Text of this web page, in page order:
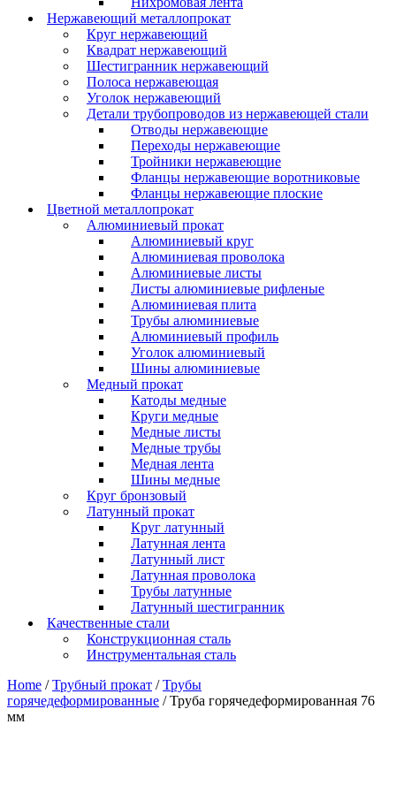
Нержавеющий металлопрокат
Круг нержавеющий
Квадрат нержавеющий
Шестигранник нержавеющий
Полоса нержавеющая
Уголок нержавеющий
Детали трубопроводов из нержавеющей стали
Отводы нержавеющие
Переходы нержавеющие
Тройники нержавеющие
Фланцы нержавеющие воротниковые
Фланцы нержавеющие плоские
Цветной металлопрокат
Алюминиевый прокат
Алюминиевый круг
Алюминиевая проволока
Алюминиевые листы
Листы алюминиевые рифленые
Алюминиевая плита
Трубы алюминиевые
Алюминиевый профиль
Уголок алюминиевый
Шины алюминиевые
Медный прокат
Катоды медные
Круги медные
Медные листы
Медные трубы
Медная лента
Шины медные
Круг бронзовый
Латунный прокат
Круг латунный
Латунная лента
Латунный лист
Латунная проволока
Трубы латунные
Латунный шестигранник
Качественные стали
Конструкционная сталь
Инструментальная сталь
Home /Трубный прокат /Трубы
горячедеформированные / Труба горячедеформированная 76
мм